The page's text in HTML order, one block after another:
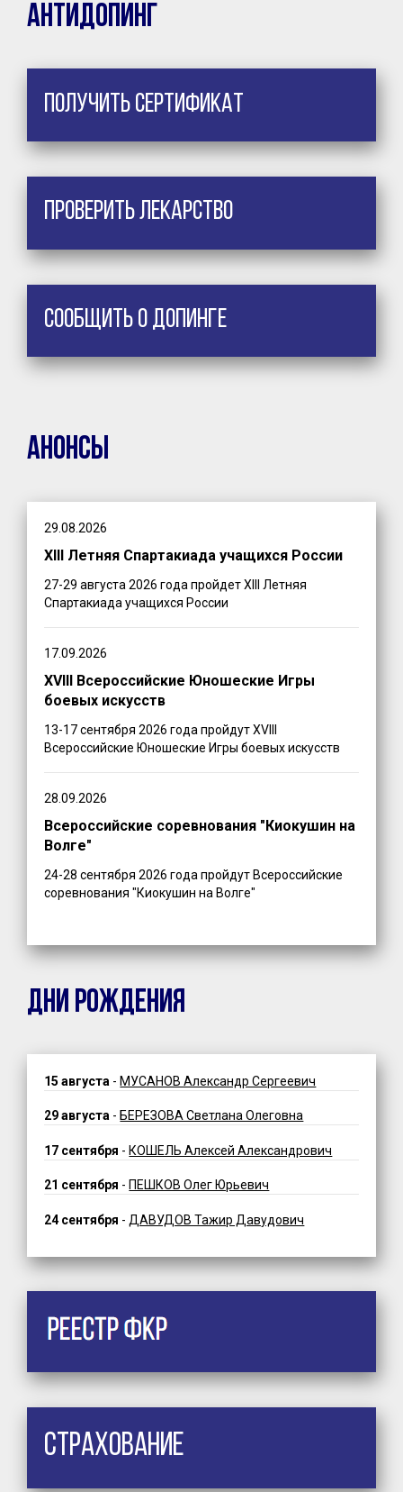
Антидопинг
Получить сертификат
Проверить лекарство
Сообщить о допинге
Анонсы
29.08.2026
XIII Летняя Спартакиада учащихся России
27-29 августа 2026 года пройдет XIII Летняя
Спартакиада учащихся России
17.09.2026
XVIII Всероссийские Юношеские Игры
боевых искусств
13-17 сентября 2026 года пройдут XVIII
Всероссийские Юношеские Игры боевых искусств
28.09.2026
Всероссийские соревнования "Киокушин на
Волге"
24-28 сентября 2026 года пройдут Всероссийские
соревнования "Киокушин на Волге"
ДНИ РОЖДЕНИЯ
15 августа - МУСАНОВ Александр Сергеевич
29 августа - БЕРЕЗОВА Светлана Олеговна
17 сентября - КОШЕЛЬ Алексей Александрович
21 сентября - ПЕШКОВ Олег Юрьевич
24 сентября - ДАВУДОВ Тажир Давудович
Страхование